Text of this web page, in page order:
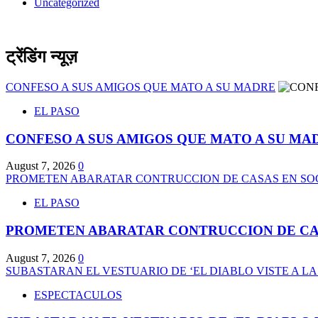
Uncategorized
ट्रेंडिंग न्यूज़
CONFESO A SUS AMIGOS QUE MATO A SU MADRE
EL PASO
CONFESO A SUS AMIGOS QUE MATO A SU
August 7, 2026 0
PROMETEN ABARATAR CONTRUCCION DE CASAS EN
EL PASO
PROMETEN ABARATAR CONTRUCCION DE
August 7, 2026 0
SUBASTARAN EL VESTUARIO DE ‘EL DIABLO VISTE A LA
ESPECTACULOS